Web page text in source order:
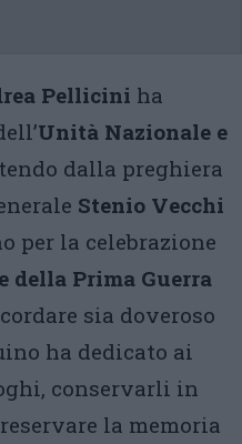
Pellicini ha
Unità Nazionale e
dalla preghiera
Stenio Vecchi
per la celebrazione
della Prima Guerra
sia doveroso
ha dedicato ai
conservarli in
la memoria